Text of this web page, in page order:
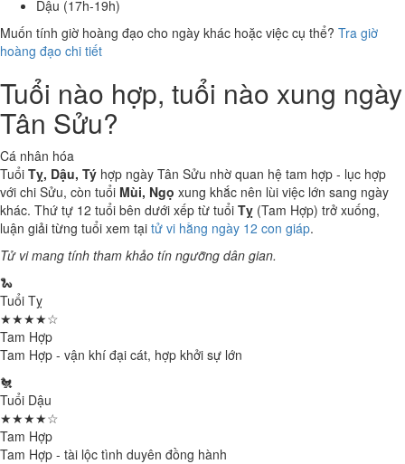
Dậu (17h-19h)
Muốn tính giờ hoàng đạo cho ngày khác hoặc việc cụ thể? Tra giờ
hoàng đạo chi tiết
Tuổi nào hợp, tuổi nào xung ngày
Tân Sửu?
Cá nhân hóa
Tuổi Tỵ, Dậu, Tý hợp ngày Tân Sửu nhờ quan hệ tam hợp - lục hợp
với chi Sửu, còn tuổi Mùi, Ngọ xung khắc nên lùi việc lớn sang ngày
khác. Thứ tự 12 tuổi bên dưới xếp từ tuổi Tỵ (Tam Hợp) trở xuống,
luận giải từng tuổi xem tại tử vi hằng ngày 12 con giáp.
Tử vi mang tính tham khảo tín ngưỡng dân gian.
🐍
Tuổi Tỵ
★★★★☆
Tam Hợp
Tam Hợp - vận khí đại cát, hợp khởi sự lớn
🐔
Tuổi Dậu
★★★★☆
Tam Hợp
Tam Hợp - tài lộc tình duyên đồng hành